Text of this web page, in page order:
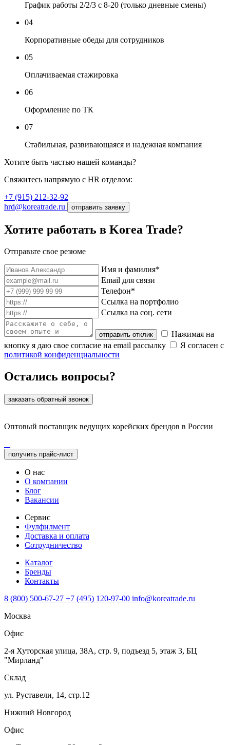
График работы 2/2/3 с 8-20 (только дневные смены)
04
Корпоративные обеды для сотрудников
05
Оплачиваемая стажировка
06
Оформление по ТК
07
Стабильная, развивающаяся и надежная компания
Хотите быть частью нашей команды?
Свяжитесь напрямую с HR отделом:
+7 (915) 212-32-92
hrd@koreatrade.ru
отправить заявку
Хотите работать в Korea Trade?
Отправьте свое резюме
Имя и фамилия*
Email для связи
Телефон*
Ссылка на портфолио
Ссылка на соц. сети
отправить отклик
Нажимая на
кнопку я даю свое согласие на email рассылку
Я согласен с
политикой конфиденциальности
Остались вопросы?
заказать обратный звонок
Оптовый поставщик ведущих корейских брендов в России
получить прайс-лист
О нас
О компании
Блог
Вакансии
Сервис
Фулфилмент
Доставка и оплата
Сотрудничество
Каталог
Бренды
Контакты
8 (800) 500-67-27 +7 (495) 120-97-00 info@koreatrade.ru
Москва
Офис
2-я Хуторская улица, 38А, стр. 9, подъезд 5, этаж 3, БЦ
"Мирланд"
Склад
ул. Руставели, 14, стр.12
Нижний Новгород
Офис